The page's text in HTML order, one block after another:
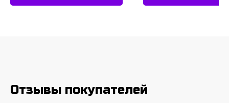
Отзывы покупателей